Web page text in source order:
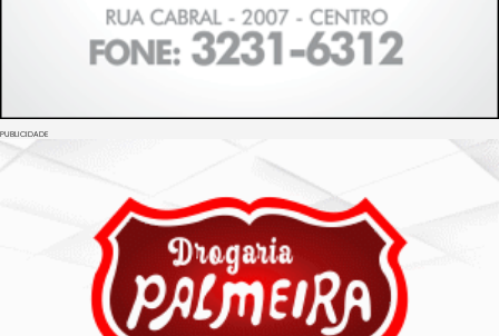
PUBLICIDADE